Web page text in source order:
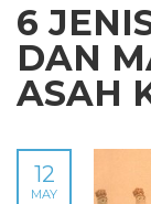
6
DAN
ASAH
12
MAY